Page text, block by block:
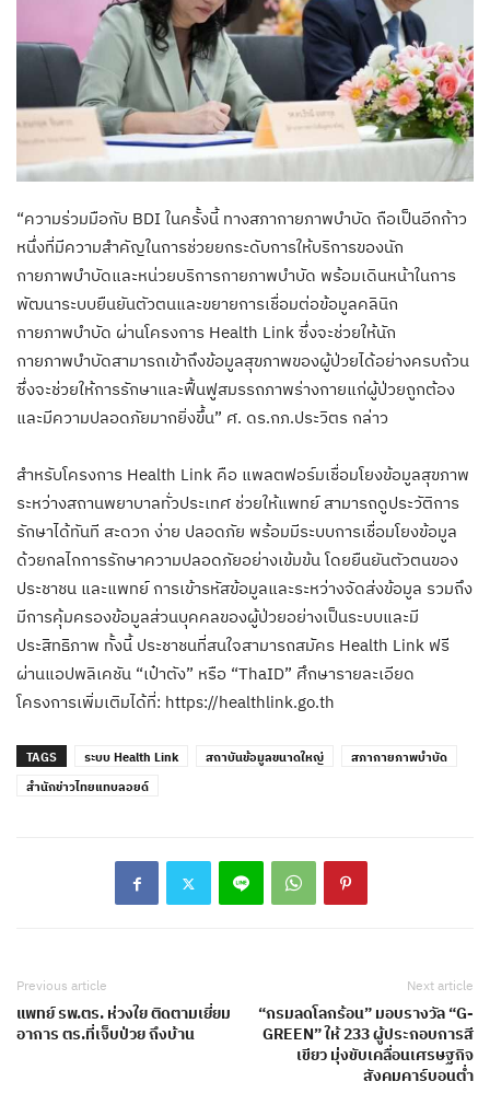
“ความร่วมมือกับ BDI ในครั้งนี้ ทางสภากายภาพบำบัด ถือเป็นอีกก้าว
หนึ่งที่มีความสำคัญในการช่วยยกระดับการให้บริการของนัก
กายภาพบำบัดและหน่วยบริการกายภาพบำบัด พร้อมเดินหน้าในการ
พัฒนาระบบยืนยันตัวตนและขยายการเชื่อมต่อข้อมูลคลินิก
กายภาพบำบัด ผ่านโครงการ Health Link ซึ่งจะช่วยให้นัก
กายภาพบำบัดสามารถเข้าถึงข้อมูลสุขภาพของผู้ป่วยได้อย่างครบถ้วน
ซึ่งจะช่วยให้การรักษาและฟื้นฟูสมรรถภาพร่างกายแก่ผู้ป่วยถูกต้อง
และมีความปลอดภัยมากยิ่งขึ้น” ศ. ดร.กภ.ประวิตร กล่าว
สำหรับโครงการ Health Link คือ แพลตฟอร์มเชื่อมโยงข้อมูลสุขภาพ
ระหว่างสถานพยาบาลทั่วประเทศ ช่วยให้แพทย์ สามารถดูประวัติการ
รักษาได้ทันที สะดวก ง่าย ปลอดภัย พร้อมมีระบบการเชื่อมโยงข้อมูล
ด้วยกลไกการรักษาความปลอดภัยอย่างเข้มข้น โดยยืนยันตัวตนของ
ประชาชน และแพทย์ การเข้ารหัสข้อมูลและระหว่างจัดส่งข้อมูล รวมถึง
มีการคุ้มครองข้อมูลส่วนบุคคลของผู้ป่วยอย่างเป็นระบบและมี
ประสิทธิภาพ ทั้งนี้ ประชาชนที่สนใจสามารถสมัคร Health Link ฟรี
ผ่านแอปพลิเคชัน “เป๋าตัง” หรือ “ThaID” ศึกษารายละเอียด
โครงการเพิ่มเติมได้ที่: https://healthlink.go.th
TAGS ระบบ Health Link สถาบันข้อมูลขนาดใหญ่
สภากายภาพบำบัด
สำนักข่าวไทยแทบลอยด์
Previous article
แพทย์ รพ.ตร. ห่วงใย ติดตามเยี่ยม
อาการ ตร.ที่เจ็บป่วย ถึงบ้าน
Next article
“กรมลดโลกร้อน” มอบรางวัล “G-
GREEN” ให้ 233 ผู้ประกอบการสี
เขียว มุ่งขับเคลื่อนเศรษฐกิจ
สังคมคาร์บอนต่ำ